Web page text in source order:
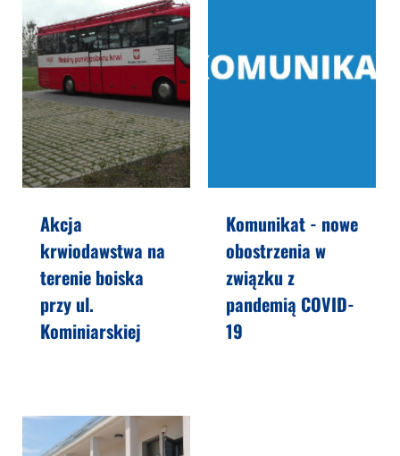
Akcja
krwiodawstwa na
terenie boiska
przy ul.
Kominiarskiej
Komunikat - nowe
obostrzenia w
związku z
pandemią COVID-
19